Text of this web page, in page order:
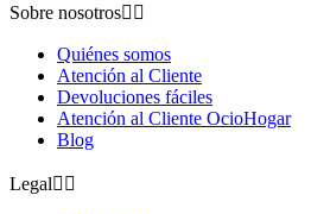
Sobre nosotros 
Quiénes somos
Atención al Cliente
Devoluciones fáciles
Atención al Cliente OcioHogar
Blog
Legal 